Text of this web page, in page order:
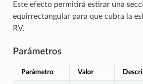
Este efecto permitirá estirar una
equirrectangular para que cubra la
RV.
Parámetros
Parámetro Valor